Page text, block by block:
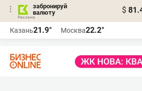
забронируй
валюту
$
Казань21.9° Москва22.2°